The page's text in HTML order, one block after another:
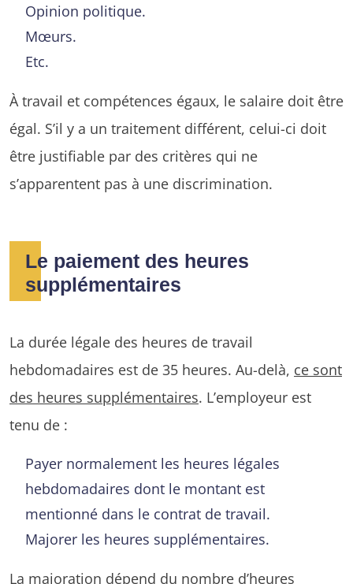
Opinion politique.
Mœurs.
Etc.
À travail et compétences égaux, le salaire doit être
égal. S’il y a un traitement différent, celui-ci doit
être justifiable par des critères qui ne
s’apparentent pas à une discrimination.
Le paiement des heures
supplémentaires
La durée légale des heures de travail
hebdomadaires est de 35 heures. Au-delà, ce sont
des heures supplémentaires. L’employeur est
tenu de :
Payer normalement les heures légales
hebdomadaires dont le montant est
mentionné dans le contrat de travail.
Majorer les heures supplémentaires.
La majoration dépend du nombre d’heures